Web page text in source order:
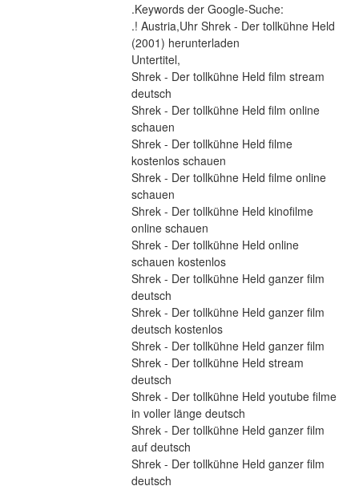
.Keywords der Google-Suche:
.! Austria,Uhr Shrek - Der tollkühne Held
(2001) herunterladen
Untertitel,
Shrek - Der tollkühne Held film stream
deutsch
Shrek - Der tollkühne Held film online
schauen
Shrek - Der tollkühne Held filme
kostenlos schauen
Shrek - Der tollkühne Held filme online
schauen
Shrek - Der tollkühne Held kinofilme
online schauen
Shrek - Der tollkühne Held online
schauen kostenlos
Shrek - Der tollkühne Held ganzer film
deutsch
Shrek - Der tollkühne Held ganzer film
deutsch kostenlos
Shrek - Der tollkühne Held ganzer film
Shrek - Der tollkühne Held stream
deutsch
Shrek - Der tollkühne Held youtube filme
in voller länge deutsch
Shrek - Der tollkühne Held ganzer film
auf deutsch
Shrek - Der tollkühne Held ganzer film
deutsch